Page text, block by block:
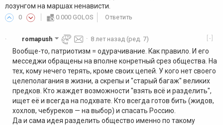
лозунгом на маршах ненависти.
0 0.000 GOLOS Ответить
· [-]
romapush · 8 лет назад (ред. 7)
Вообще-то, патриотизм = одурачивание. Как правило. И его
месседжи обращены на вполне конретный срез общества. На
тех, кому нечего терять, кроме своих цепей. У кого нет своего
целеполагания в жизни, а скрепы и "старый багаж" великих
предков. Кто жаждет возможности "взять всё и разделить",
ищет её и всегда на подхвате. Кто всегда готов бить (жидов,
хохлов, чебуреков — на выбор) и спасать Россию.
Да и сама идея разделить общество именно по такому